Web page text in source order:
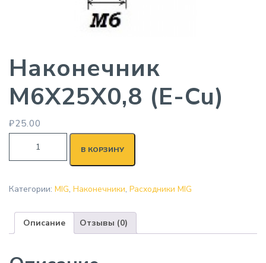
Наконечник
M6X25X0,8 (E-Cu)
₽25.00
В КОРЗИНУ
Категории: MIG, Наконечники, Расходники MIG
Описание Отзывы (0)